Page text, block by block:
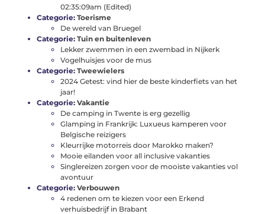
02:35:09am (Edited)
Categorie: Toerisme
De wereld van Bruegel
Categorie: Tuin en buitenleven
Lekker zwemmen in een zwembad in Nijkerk
Vogelhuisjes voor de mus
Categorie: Tweewielers
2024 Getest: vind hier de beste kinderfiets van het
jaar!
Categorie: Vakantie
De camping in Twente is erg gezellig
Glamping in Frankrijk: Luxueus kamperen voor
Belgische reizigers
Kleurrijke motorreis door Marokko maken?
Mooie eilanden voor all inclusive vakanties
Singlereizen zorgen voor de mooiste vakanties vol
avontuur
Categorie: Verbouwen
4 redenen om te kiezen voor een Erkend
verhuisbedrijf in Brabant